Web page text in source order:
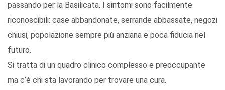
passando per la Basilicata. I sintomi sono facilmente
riconoscibili: case abbandonate, serrande abbassate, negozi
chiusi, popolazione sempre più anziana e poca fiducia nel
futuro.
Si tratta di un quadro clinico complesso e preoccupante
ma c’è chi sta lavorando per trovare una cura.